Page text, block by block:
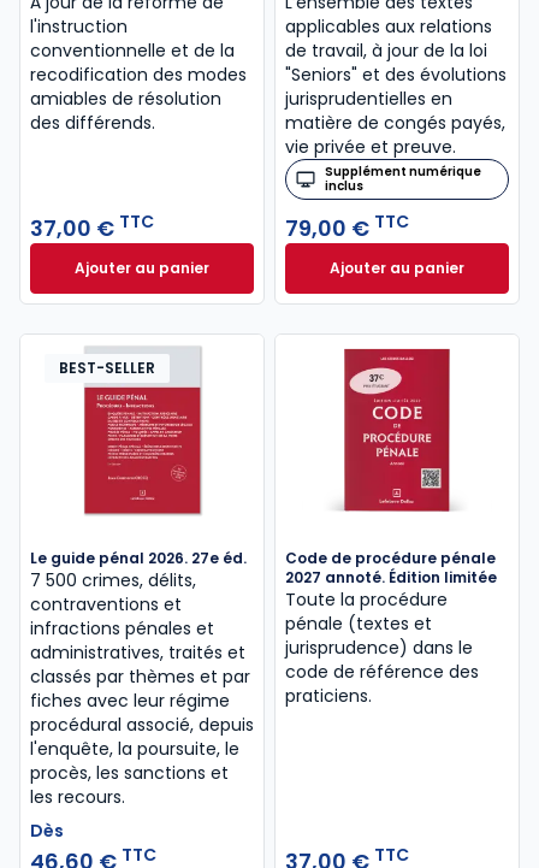
l'instruction
conventionnelle et de la
recodification des modes
amiables de résolution
des différends.
37,00 € TTC
Ajouter au panierCode de procédure civile 2027 annoté. Édition
applicables aux relations
de travail, à jour de la loi
"Seniors" et des évolutions
jurisprudentielles en
matière de congés payés,
vie privée et preuve.
Supplément numérique
inclus
79,00 € TTC
Ajouter au panier
Code du travail
BEST-SELLER
Le guide pénal 2026. 27e éd.
7 500 crimes, délits,
contraventions et
infractions pénales et
administratives, traités et
classés par thèmes et par
fiches avec leur régime
procédural associé, depuis
l'enquête, la poursuite, le
procès, les sanctions et
les recours.
Dès
46,60 € TTC
Code de procédure pénale
2027 annoté. Édition limitée
Toute la procédure
pénale (textes et
jurisprudence) dans le
code de référence des
praticiens.
37,00 € TTC